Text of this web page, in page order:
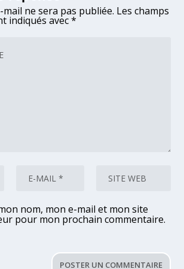
ne sera pas publiée. Les champs
indiqués avec*
nom, mon e-mail et mon site
pour mon prochain commentaire.